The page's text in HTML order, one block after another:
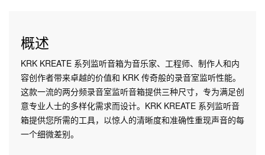
概述
KRK KREATE 系列监听音箱为音乐家、工程师、制作人和内
容创作者带来卓越的价值和 KRK 传奇般的录音室监听性能。
这款一流的两分频录音室监听音箱提供三种尺寸，专为满足创
意专业人士的多样化需求而设计。KRK KREATE 系列监听音
箱提供您所需的工具，以惊人的清晰度和准确性重现声音的每
一个细微差别。